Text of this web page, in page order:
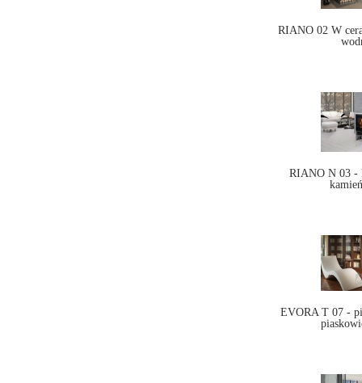
RIANO 02 W
RIANO N 03 -
EVORA T 07 -